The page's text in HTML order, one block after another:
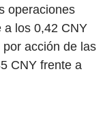
operaciones
a los 0,42 CNY
acción de las
CNY frente a